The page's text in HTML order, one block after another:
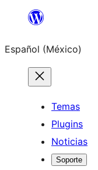
Saltar
contenido
Español (México)
Temas
Plugins
Noticias
Soporte